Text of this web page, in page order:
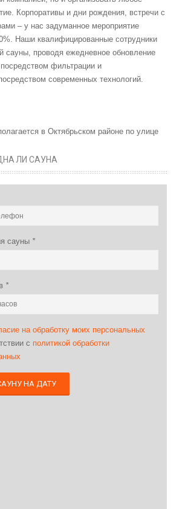
Корпоративы и дни рождения, встречи с
– у нас задуманное мероприятие
Наши квалифицированные сотрудники
сауны, проводя ежедневное обновление
фильтрации и
современных технологий.
в Октябрьском районе по улице
ЛИ САУНА
сауны *
*
на обработку моих персональных
с политикой обработки
НА ДАТУ